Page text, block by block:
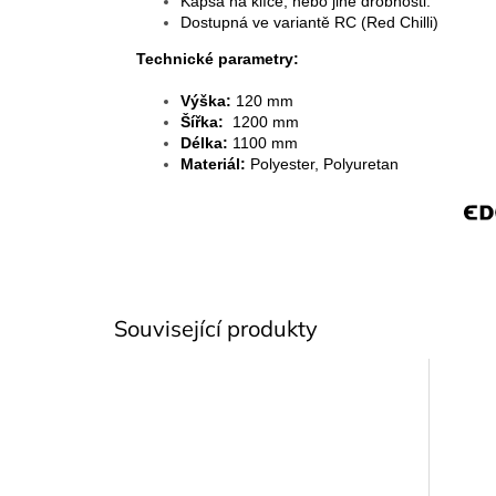
Související produkty
Dostupná ve variantě RC (Red Chilli)
Technické parametry:
Výška: 120 mm
Šířka: 1200 mm
Délka: 1100 mm
Materiál: Polyester, Polyuretan